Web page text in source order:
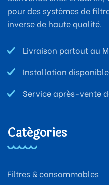
pour des systèmes de
inverse de haute qualité.
Livraison partout au
Installation
Service après-vente
Catégories
Filtres & consommables